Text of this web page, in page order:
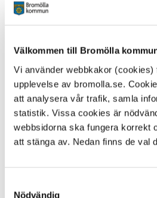
Välkommen till Bromölla
Vi använder webbkakor (cookies)
upplevelse av bromolla.se.
att analysera vår trafik, samla
statistik. Vissa cookies är
webbsidorna ska fungera korrekt
att stänga av. Nedan finns de val
Nödvändig
(SMS0709-17 12 47)
Sidan senast uppdaterad:den 3